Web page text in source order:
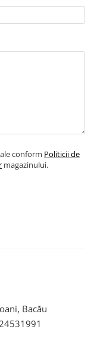
conform Politicii de
magazinului.
Bacău